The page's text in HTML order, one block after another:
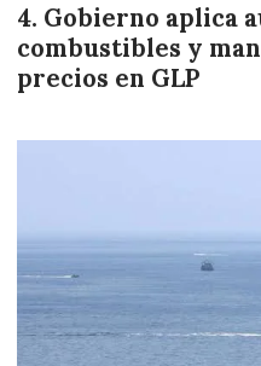
Gobierno aplica
combustibles y
precios en GLP